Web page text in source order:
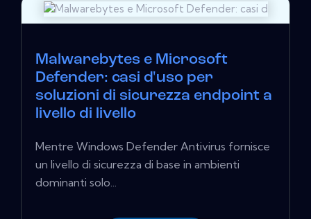
Malwarebytes e Microsoft
Defender: casi d'uso per
soluzioni di sicurezza endpoint a
livello di livello
Mentre Windows Defender Antivirus fornisce
un livello di sicurezza di base in ambienti
dominanti solo...